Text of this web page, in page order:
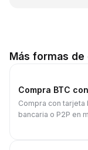
Más formas de
Compra BTC
Compra con tarjeta
bancaria o P2P en